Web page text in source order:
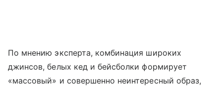
По мнению эксперта, комбинация широких
джинсов, белых кед и бейсболки формирует
«массовый» и совершенно неинтересный образ,